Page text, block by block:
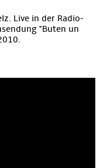
Live in der Radio-
"Buten un